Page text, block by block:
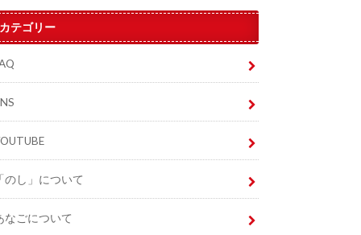
テゴリー
のし」について
なごについて